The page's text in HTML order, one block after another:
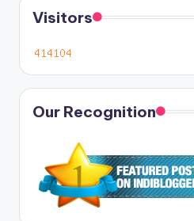
Visitors
Our Recognition